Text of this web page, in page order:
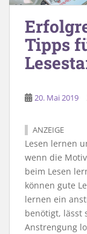
Tipps
20. Mai 2019
ANZEIGE
Lesen lernen
wenn die
beim Lesen
können gute
lernen ein
benötigt, lässt
Anstrengung